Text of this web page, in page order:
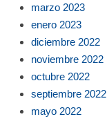
marzo 2023
enero 2023
diciembre 2022
noviembre 2022
octubre 2022
septiembre 2022
mayo 2022